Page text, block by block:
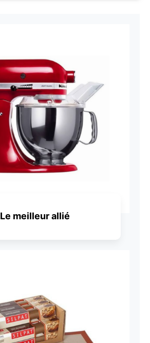
Le meilleur allié